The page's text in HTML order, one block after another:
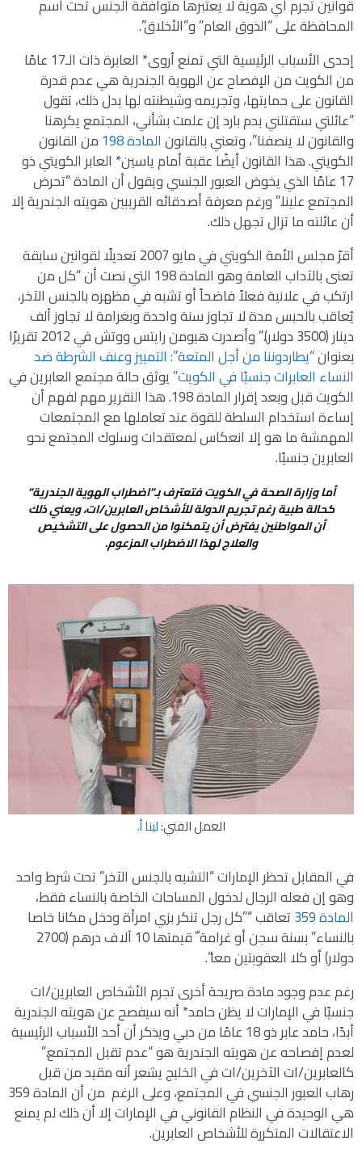
قوانين تجرم أي هوية لا يعتبرها متوافقة الجنس تحت اسم
المحافظة على “الذوق العام” و”الأخلاق”.
إحدى الأسباب الرئيسية التي تمنع أروى* العابرة ذات الـ17 عامًا
من الكويت من الإفصاح عن الهوية الجندرية هي عدم قدرة
القانون على حمايتها، وتجريمه وشيطنته لها بدل ذلك، تقول
“عائلتي ستقتلني بدم بارد إن علمت بشأني، المجتمع يكرهنا
والقانون لا ينصفنا”، وتعني بالقانونالمادة 198 من القانون
الكويتي. هذا القانون أيضًا عقبة أمام ياسين* العابر الكويتي ذو
17 عامًا الذي يخوض العبور الجنسي ويقول أن المادة “تحرض
المجتمع علينا.” ورغم معرفة أصدقائه القريبين هويته الجندرية إلا
أن عائلته ما تزال تجهل ذلك.
أقرّ مجلس الأمة الكويتي في مايو 2007 تعديلًا لقوانين سابقة
تعنى بالآداب العامة وهو المادة 198 التي نصت أن “كل من
ارتكب في علانية فعلاً فاضحاً أو تشبه في مظهره بالجنس الآخر،
يُعاقب بالحبس مدة لا تجاوز سنة واحدة وبغرامة لا تجاوز ألف
دينار (3500 دولار).” وأصدرت هيومن رايتس ووتش في 2012 تقريرًا
بعنوان“يطاردوننا من أجل المتعة”: التمييز وعنف الشرطة ضد
النساء العابرات جنسيًا في الكويت”يوثق حالة مجتمع العابرين في
الكويت قبل وبعد إقرار المادة 198. هذا التقرير مهم لفهم أن
إساءة استخدام السلطة للقوة عند تعاملها مع المجتمعات
المهمشة ما هو إلا انعكاس لمعتقدات وسلوك المجتمع نحو
العابرين جنسيًا.
أما وزارة الصحة في الكويت فتعترف بـ”اضطراب الهوية الجندرية”
كحالة طبية رغم تجريم الدولة للأشخاص العابرين/ات، ويعني ذلك
أن المواطنين يفترض أن يتمكنوا من الحصول على التشخيص
والعلاج لهذا الاضطراب المزعوم.
العمل الفني:لينا أ.
في المقابل تحظر الإمارات “التشبه بالجنس الآخر” تحت شرط واحد
وهو إن فعله الرجال لدخول المساحات الخاصة بالنساء فقط،
المادة 359 تعاقب “”كل رجل تنكر بزي امرأة ودخل مكانا خاصا
بالنساء” بسنة سجن أو غرامة ّ قیمتھا 10 آلاف درھم (2700
دولار) أو كلا العقوبتین معا”.
رغم عدم وجود مادة صريحة أخرى تجرم الأشخاص العابرين/ات
جنسيًا في الإمارات لا يظن حامد* أنه سيفصح عن هويته الجندرية
أبدًا، حامد عابر ذو 18 عامًا من دبي ويذكر أن أحد الأسباب الرئيسية
لعدم إفصاحه عن هويته الجندرية هو “عدم تقبل المجتمع.”
كالعابرين/ات الآخرين/ات في الخليج يشعر أنه مقيد من قبل
رهاب العبور الجنسي في المجتمع، وعلى الرغم من أن المادة 359
هي الوحيدة في النظام القانوني في الإمارات إلا أن ذلك لم يمنع
الاعتقالات المتكررة للأشخاص العابرين.